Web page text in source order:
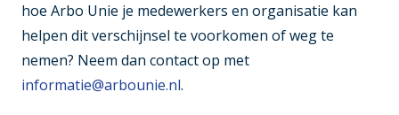
hoe Arbo Unie je medewerkers en organisatie kan
helpen dit verschijnsel te voorkomen of weg te
nemen? Neem dan contact op met
informatie@arbounie.nl.